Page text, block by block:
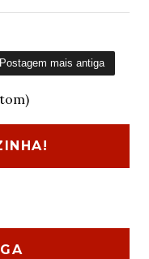
Postagem mais antiga